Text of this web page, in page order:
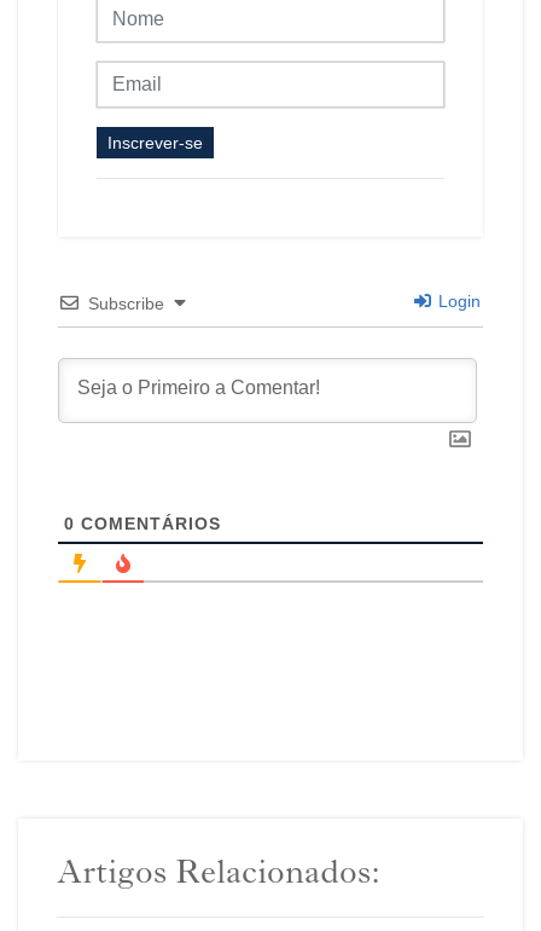
Inscrever-se
Subscribe Login
0 COMENTÁRIOS
Artigos Relacionados: